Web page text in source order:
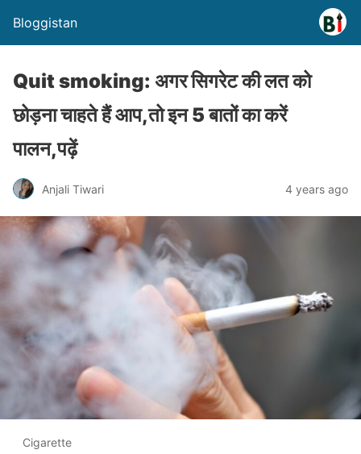
Bloggistan
Quit smoking: अगर सिगरेट की लत को
छोड़ना चाहते हैं आप,तो इन 5 बातों का करें
पालन,पढ़ें
Anjali Tiwari 4 years ago
Cigarette